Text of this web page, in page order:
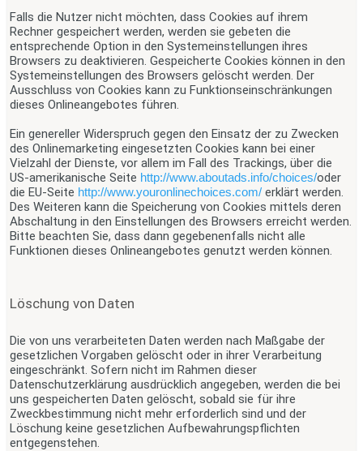
Falls die Nutzer nicht möchten, dass Cookies auf ihrem
Rechner gespeichert werden, werden sie gebeten die
entsprechende Option in den Systemeinstellungen ihres
Browsers zu deaktivieren. Gespeicherte Cookies können in den
Systemeinstellungen des Browsers gelöscht werden. Der
Ausschluss von Cookies kann zu Funktionseinschränkungen
dieses Onlineangebotes führen.
Ein genereller Widerspruch gegen den Einsatz der zu Zwecken
des Onlinemarketing eingesetzten Cookies kann bei einer
Vielzahl der Dienste, vor allem im Fall des Trackings, über die
US-amerikanische Seite http://www.aboutads.info/choices/oder
die EU-Seite http://www.youronlinechoices.com/ erklärt werden.
Des Weiteren kann die Speicherung von Cookies mittels deren
Abschaltung in den Einstellungen des Browsers erreicht werden.
Bitte beachten Sie, dass dann gegebenenfalls nicht alle
Funktionen dieses Onlineangebotes genutzt werden können.
Löschung von Daten
Die von uns verarbeiteten Daten werden nach Maßgabe der
gesetzlichen Vorgaben gelöscht oder in ihrer Verarbeitung
eingeschränkt. Sofern nicht im Rahmen dieser
Datenschutzerklärung ausdrücklich angegeben, werden die bei
uns gespeicherten Daten gelöscht, sobald sie für ihre
Zweckbestimmung nicht mehr erforderlich sind und der
Löschung keine gesetzlichen Aufbewahrungspflichten
entgegenstehen.